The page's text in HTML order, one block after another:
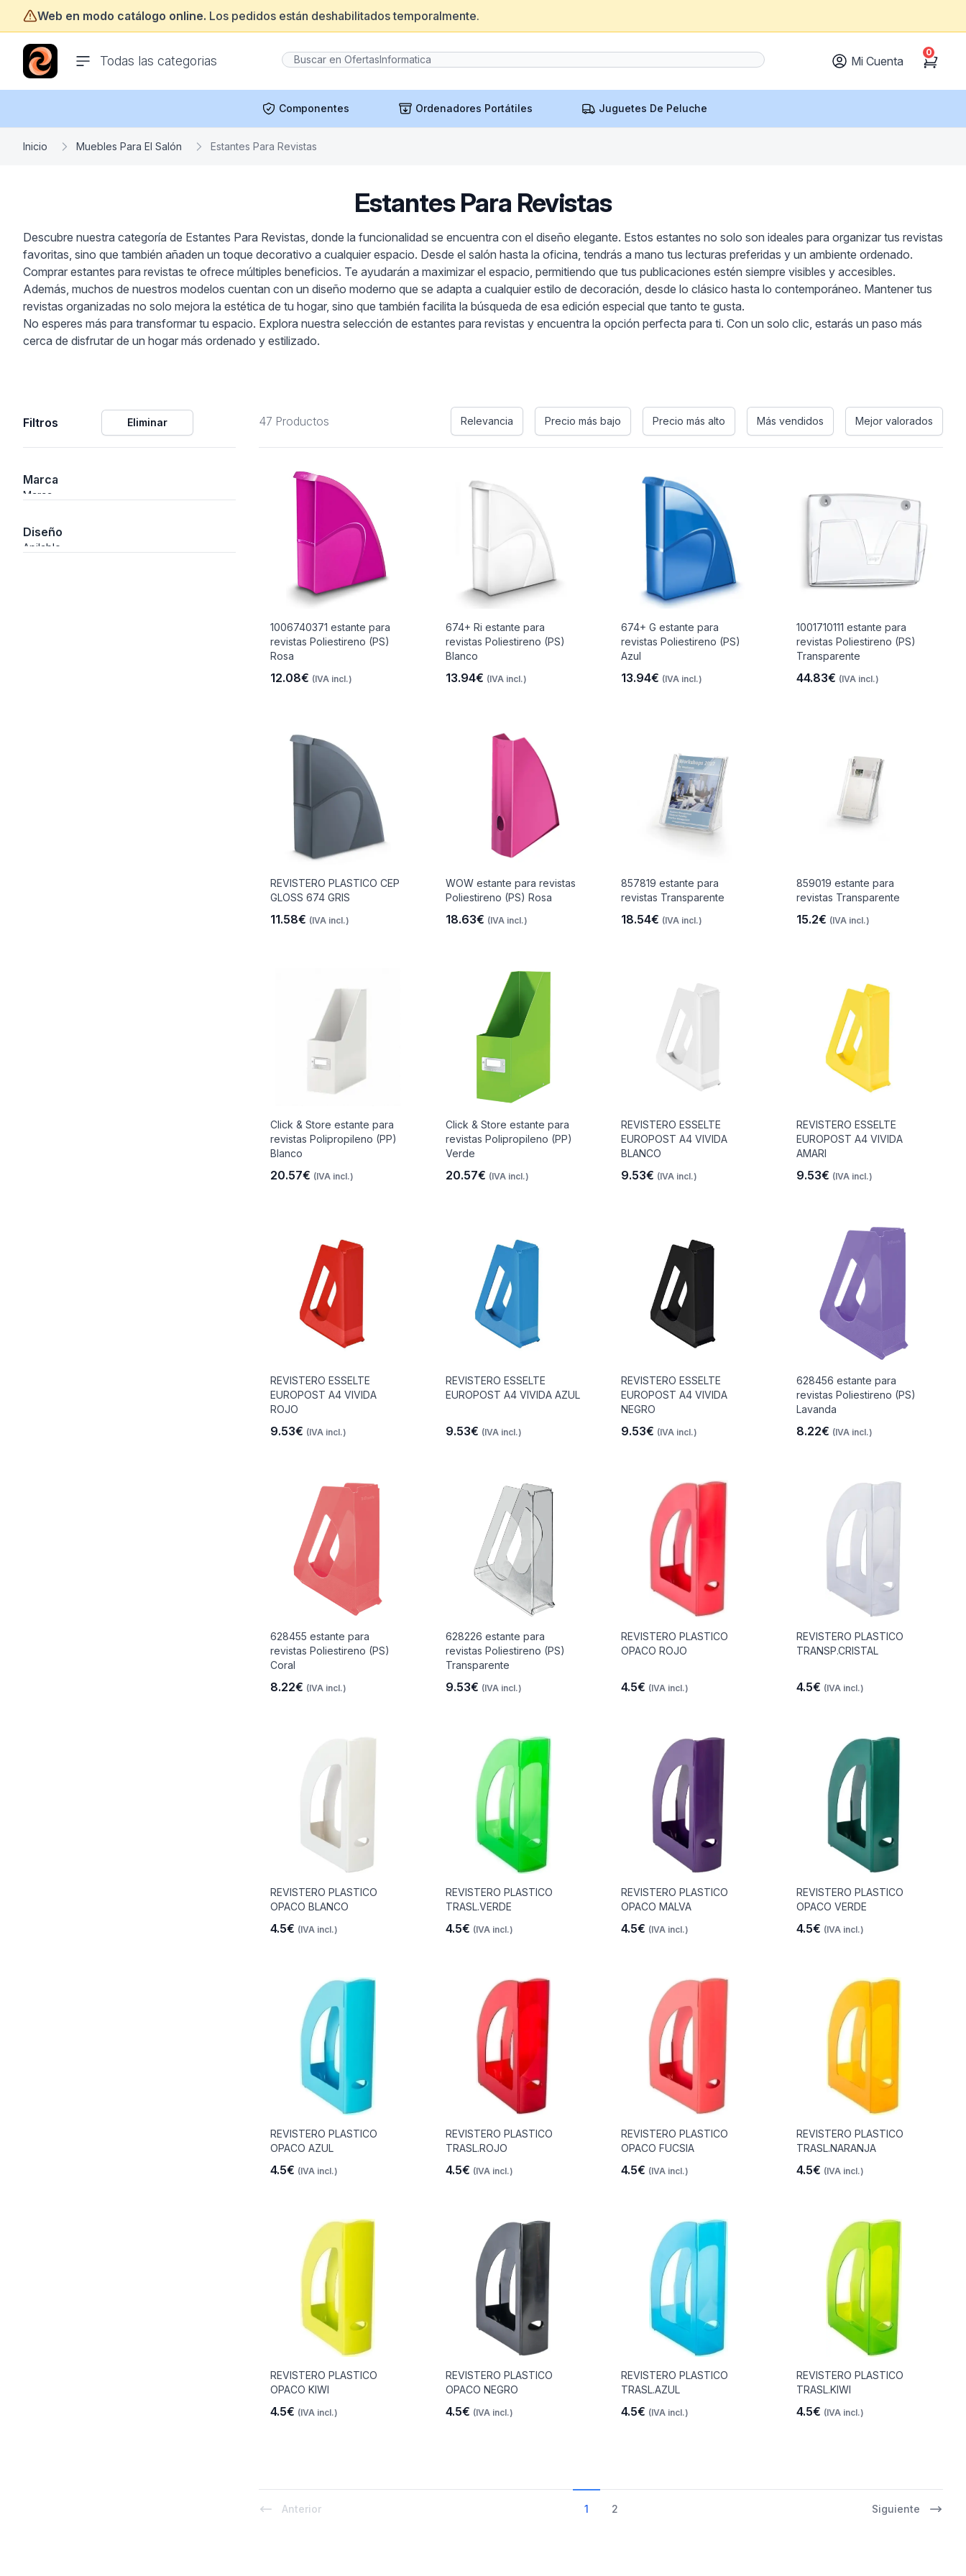
Web en modo catálogo online. Los pedidos están deshabilitados temporalmente.
Todas las categorias
ofertasinformatica.com
Mi Cuenta Cart
0
Componentes Ordenadores Portátiles Juguetes De Peluche
Inicio Muebles Para El Salón Estantes Para Revistas
Estantes Para Revistas
Descubre nuestra categoría de Estantes Para Revistas, donde la funcionalidad se encuentra con el diseño elegante. Estos estantes no solo son ideales para organizar tus revistas
favoritas, sino que también añaden un toque decorativo a cualquier espacio. Desde el salón hasta la oficina, tendrás a mano tus lecturas preferidas y un ambiente ordenado.
Comprar estantes para revistas te ofrece múltiples beneficios. Te ayudarán a maximizar el espacio, permitiendo que tus publicaciones estén siempre visibles y accesibles.
Además, muchos de nuestros modelos cuentan con un diseño moderno que se adapta a cualquier estilo de decoración, desde lo clásico hasta lo contemporáneo. Mantener tus
revistas organizadas no solo mejora la estética de tu hogar, sino que también facilita la búsqueda de esa edición especial que tanto te gusta.
No esperes más para transformar tu espacio. Explora nuestra selección de estantes para revistas y encuentra la opción perfecta para ti. Con un solo clic, estarás un paso más
cerca de disfrutar de un hogar más ordenado y estilizado.
Filtros Eliminar
Marca
Marca
Diseño
Apilable
47 Productos Relevancia Precio más bajo Precio más alto Más vendidos Mejor valorados
1006740371 estante para
revistas Poliestireno (PS)
Rosa
12.08€ (IVA incl.)
674+ Ri estante para
revistas Poliestireno (PS)
Blanco
13.94€ (IVA incl.)
674+ G estante para
revistas Poliestireno (PS)
Azul
13.94€ (IVA incl.)
1001710111 estante para
revistas Poliestireno (PS)
Transparente
44.83€ (IVA incl.)
REVISTERO PLASTICO CEP
GLOSS 674 GRIS
11.58€ (IVA incl.)
WOW estante para revistas
Poliestireno (PS) Rosa
18.63€ (IVA incl.)
857819 estante para
revistas Transparente
18.54€ (IVA incl.)
859019 estante para
revistas Transparente
15.2€ (IVA incl.)
Click & Store estante para
revistas Polipropileno (PP)
Blanco
20.57€ (IVA incl.)
Click & Store estante para
revistas Polipropileno (PP)
Verde
20.57€ (IVA incl.)
REVISTERO ESSELTE
EUROPOST A4 VIVIDA
BLANCO
9.53€ (IVA incl.)
REVISTERO ESSELTE
EUROPOST A4 VIVIDA
AMARI
9.53€ (IVA incl.)
REVISTERO ESSELTE
EUROPOST A4 VIVIDA
ROJO
9.53€ (IVA incl.)
REVISTERO ESSELTE
EUROPOST A4 VIVIDA AZUL
9.53€ (IVA incl.)
REVISTERO ESSELTE
EUROPOST A4 VIVIDA
NEGRO
9.53€ (IVA incl.)
628456 estante para
revistas Poliestireno (PS)
Lavanda
8.22€ (IVA incl.)
628455 estante para
revistas Poliestireno (PS)
Coral
8.22€ (IVA incl.)
628226 estante para
revistas Poliestireno (PS)
Transparente
9.53€ (IVA incl.)
REVISTERO PLASTICO
OPACO ROJO
4.5€ (IVA incl.)
REVISTERO PLASTICO
TRANSP.CRISTAL
4.5€ (IVA incl.)
REVISTERO PLASTICO
OPACO BLANCO
4.5€ (IVA incl.)
REVISTERO PLASTICO
TRASL.VERDE
4.5€ (IVA incl.)
REVISTERO PLASTICO
OPACO MALVA
4.5€ (IVA incl.)
REVISTERO PLASTICO
OPACO VERDE
4.5€ (IVA incl.)
REVISTERO PLASTICO
OPACO AZUL
4.5€ (IVA incl.)
REVISTERO PLASTICO
TRASL.ROJO
4.5€ (IVA incl.)
REVISTERO PLASTICO
OPACO FUCSIA
4.5€ (IVA incl.)
REVISTERO PLASTICO
TRASL.NARANJA
4.5€ (IVA incl.)
REVISTERO PLASTICO
OPACO KIWI
4.5€ (IVA incl.)
REVISTERO PLASTICO
OPACO NEGRO
4.5€ (IVA incl.)
REVISTERO PLASTICO
TRASL.AZUL
4.5€ (IVA incl.)
REVISTERO PLASTICO
TRASL.KIWI
4.5€ (IVA incl.)
Anterior 1 2 Siguiente